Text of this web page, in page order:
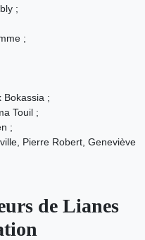
;
;
Bokassia ;
Touil ;
;
Pierre Robert, Geneviève
de Lianes